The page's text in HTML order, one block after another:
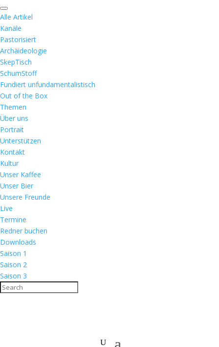
Alle Artikel
Kanäle
Pastorisiert
Archäideologie
SkepTisch
SchumStoff
Fundiert unfundamentalistisch
Out of the Box
Themen
Über uns
Portrait
Unterstützen
Kontakt
Kultur
Unser Kaffee
Unser Bier
Unsere Freunde
Live
Termine
Redner buchen
Downloads
Saison 1
Saison 2
Saison 3